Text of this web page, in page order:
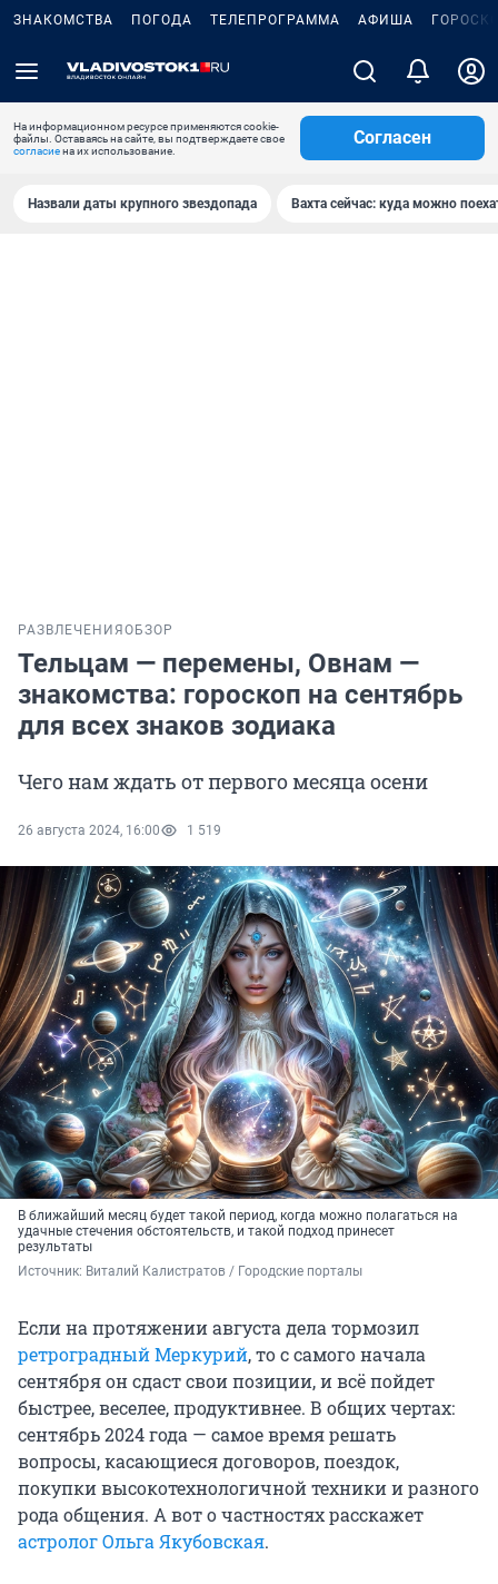
ЗНАКОМСТВА ПОГОДА ТЕЛЕПРОГРАММА АФИША
На информационном ресурсе применяются cookie-
файлы. Оставаясь на сайте, вы подтверждаете свое
согласиена их использование.
Согласен
Назвали даты крупного звездопада Вахта сейчас: куда можно
РАЗВЛЕЧЕНИЯ ОБЗОР
Тельцам — перемены, Овнам —
знакомства: гороскоп на сентябрь
для всех знаков зодиака
Чего нам ждать от первого месяца осени
26 августа 2024, 16:00 1 519
В ближайший месяц будет такой период, когда можно полагаться на
удачные стечения обстоятельств, и такой подход принесет
результаты
Источник: Виталий Калистратов / Городские порталы
Если на протяжении августа дела тормозил
ретроградный Меркурий, то с самого начала
сентября он сдаст свои позиции, и всё пойдет
быстрее, веселее, продуктивнее. В общих чертах:
сентябрь 2024 года — самое время решать
вопросы, касающиеся договоров, поездок,
покупки высокотехнологичной техники и разного
рода общения. А вот о частностях расскажет
астролог Ольга Якубовская.